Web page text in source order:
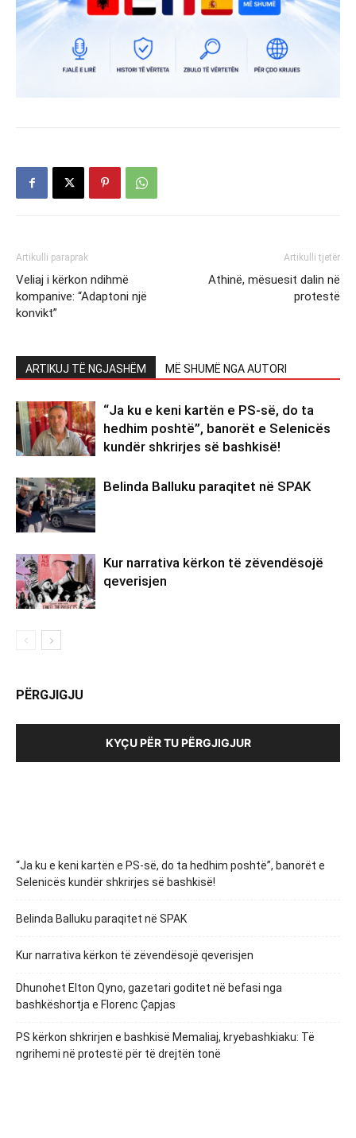
Artikulli paraprak
Veliaj i kërkon ndihmë
kompanive: “Adaptoni një
konvikt”
Artikulli tjetër
Athinë, mësuesit dalin në
protestë
ARTIKUJ TË NGJASHËM MË SHUMË NGA AUTORI
“Ja ku e keni kartën e PS-së, do ta
hedhim poshtë”, banorët e Selenicës
kundër shkrirjes së bashkisë!
Belinda Balluku paraqitet në SPAK
Kur narrativa kërkon të zëvendësojë
qeverisjen
PËRGJIGJU
KYÇU PËR TU PËRGJIGJUR
“Ja ku e keni kartën e PS-së, do ta hedhim poshtë”, banorët e
Selenicës kundër shkrirjes së bashkisë!
Belinda Balluku paraqitet në SPAK
Kur narrativa kërkon të zëvendësojë qeverisjen
Dhunohet Elton Qyno, gazetari goditet në befasi nga
bashkëshortja e Florenc Çapjas
PS kërkon shkrirjen e bashkisë Memaliaj, kryebashkiaku: Të
ngrihemi në protestë për të drejtën tonë